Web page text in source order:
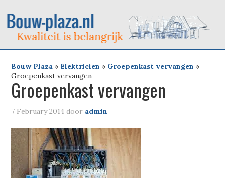
Bouw Plaza » Elektricien » Groepenkast vervangen »
Groepenkast vervangen
Groepenkast vervangen
7 February 2014 door admin